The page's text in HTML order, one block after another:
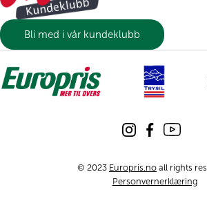
Bli med i vår kundeklubb
© 2023 Europris.no all rights
Personvernerklæring